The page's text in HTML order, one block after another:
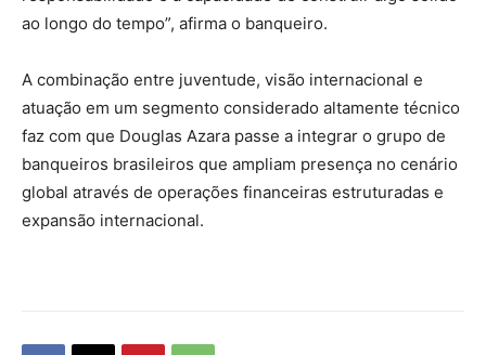
ao longo do tempo”, afirma o banqueiro.
A combinação entre juventude, visão internacional e
atuação em um segmento considerado altamente técnico
faz com que Douglas Azara passe a integrar o grupo de
banqueiros brasileiros que ampliam presença no cenário
global através de operações financeiras estruturadas e
expansão internacional.